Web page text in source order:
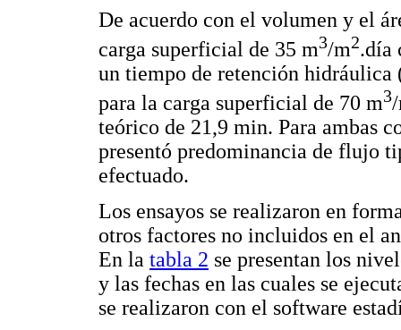
De acuerdo con el volumen y el
carga superficial de 35 m3/m2.día
un tiempo de retención
para la carga superficial de 70 m3
teórico de 21,9 min. Para ambas
presentó predominancia de flujo
efectuado.
Los ensayos se realizaron en
otros factores no incluidos en el
En la tabla 2 se presentan los
y las fechas en las cuales se
se realizaron con el software